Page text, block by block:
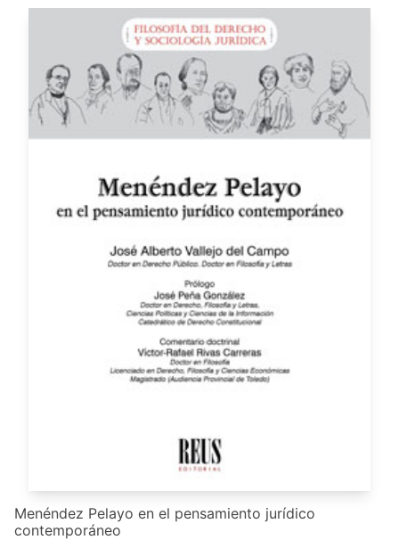
Menéndez Pelayo en el pensamiento jurídico
contemporáneo